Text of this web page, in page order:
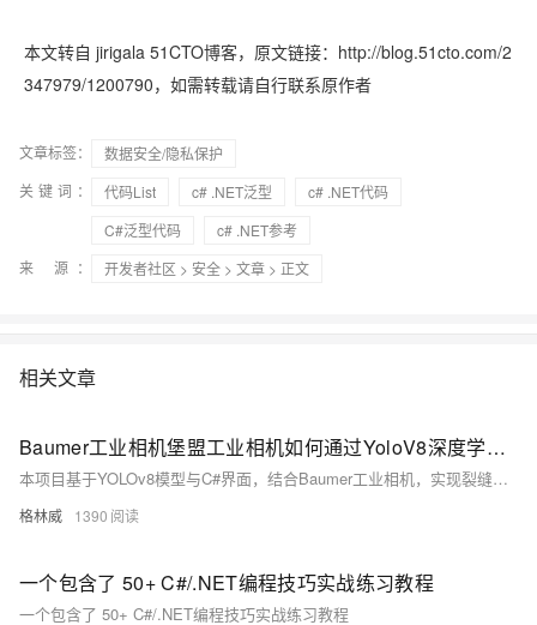
本文转自 jirigala 51CTO博客，原文链接：http://blog.51cto.com/2
347979/1200790，如需转载请自行联系原作者
文章标签：
数据安全/隐私保护
关键词：
代码List c# .NET泛型
c# .NET代码
C#泛型代码
c# .NET参考
来 源：
开发者社区 > 安全 > 文章 > 正文
相关文章
Baumer工业相机堡盟工业相机如何通过YoloV8深度学习模型实现裂缝的检测识别（C#代码UI界面版）
本项目基于YOLOv8模型与C#界面，结合Baumer工业相机，实现裂缝的高效检测识别。支持图像、视频及摄像头输入，具备高精度与实时性，适用于桥梁、路面、隧道等多种工业场景。
格林威 1390
一个包含了 50+ C#/.NET编程技巧实战练习教程
一个包含了 50+ C#/.NET编程技巧实战练习教程